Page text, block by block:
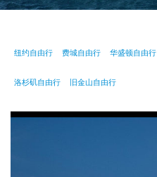
纽约自由行 费城自由行 华盛顿自由行
洛杉矶自由行 旧金山自由行